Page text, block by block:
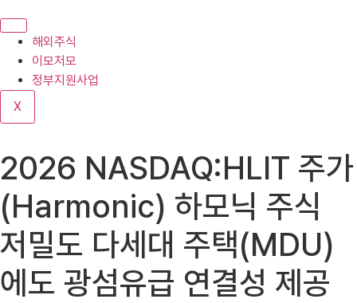
로
기
해외주식
이모저모
정부지원사업
X
2026 NASDAQ:HLIT 주가
(Harmonic) 하모닉 주식
저밀도 다세대 주택(MDU)
에도 광섬유급 연결성 제공